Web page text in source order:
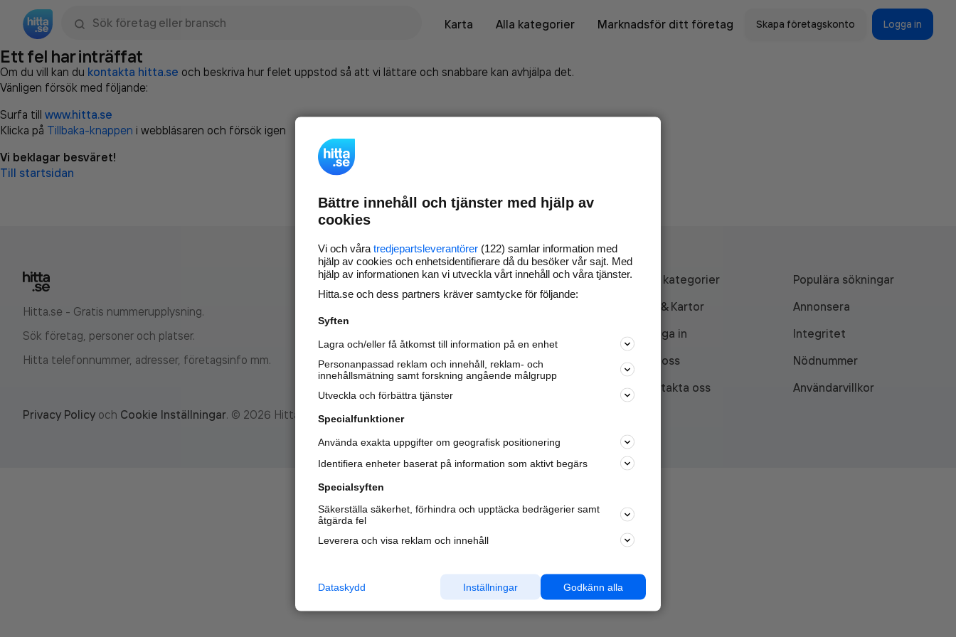
Karta
Alla kategorier Marknadsför ditt företag Skapa företagskonto Logga in
Ett fel har inträffat
Om du vill kan du kontakta hitta.se och beskriva hur felet uppstod så att vi lättare och snabbare kan avhjälpa det.
Vänligen försök med följande:
Surfa till www.hitta.se
Klicka på Tillbaka-knappen i webbläsaren och försök igen
Vi beklagar besväret!
Till startsidan
Hitta.se - Gratis nummerupplysning.
Sök företag, personer och platser.
Hitta telefonnummer, adresser, företagsinfo mm.
Marknadsför företaget på
nya kunder och
samarbetspartners nära dig.
Läs mer här
Alla kategorier
Populära sökningar
API & Kartor
Annonsera
Logga in
Integritet
Om oss
Nödnummer
Kontakta oss
Användarvillkor
Privacy Policy och Cookie Inställningar. © 2026 Hitta.se
Bättre innehåll och tjänster med hjälp av
cookies
Vi och våra tredjepartsleverantörer (122) samlar information med
hjälp av cookies och enhetsidentifierare då du besöker vår sajt. Med
hjälp av informationen kan vi utveckla vårt innehåll och våra tjänster.
Hitta.se och dess partners kräver samtycke för följande:
Syften
Lagra och/eller få åtkomst till information på en enhet
Personanpassad reklam och innehåll, reklam- och
innehållsmätning samt forskning angående målgrupp
Utveckla och förbättra tjänster
Specialfunktioner
Använda exakta uppgifter om geografisk positionering
Identifiera enheter baserat på information som aktivt begärs
Specialsyften
Säkerställa säkerhet, förhindra och upptäcka bedrägerier samt
åtgärda fel
Leverera och visa reklam och innehåll
Godkänn alla
Inställningar
Dataskydd